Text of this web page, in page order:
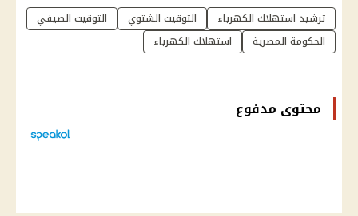
ترشيد استهلاك الكهرباء التوقيت الشتوي
التوقيت الصيفي
الحكومة المصرية
استهلاك الكهرباء
محتوى مدفوع